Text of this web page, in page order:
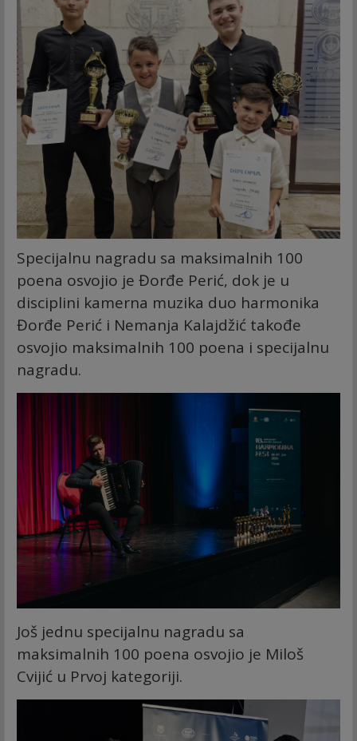
Specijalnu nagradu sa maksimalnih 100
poena osvojio je Đorđe Perić, dok je u
disciplini kamerna muzika duo harmonika
Đorđe Perić i Nemanja Kalajdžić takođe
osvojio maksimalnih 100 poena i specijalnu
nagradu.
Još jednu specijalnu nagradu sa
maksimalnih 100 poena osvojio je Miloš
Cvijić u Prvoj kategoriji.